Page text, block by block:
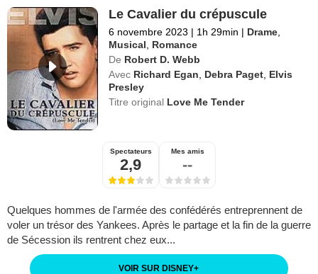
Le Cavalier du crépuscule
6 novembre 2023 | 1h 29min | Drame
Musical
Romance
De Robert D. Webb
Avec Richard Egan Debra Paget Elvis
Presley
Titre original Love Me Tender
Spectateurs
2,9
Mes amis
--
Quelques hommes de l'armée des confédérés entreprennent de
voler un trésor des Yankees. Après le partage et la fin de la guerre
de Sécession ils rentrent chez eux...
VOIR SUR DISNEY+